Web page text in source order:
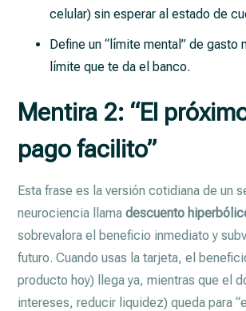
celular) sin esperar al estado de
Define un “límite mental” de gasto
límite que te da el banco.
Mentira 2: “El
pago facilito”
Esta frase es la versión cotidiana de un
neurociencia llamadescuento
sobrevalora el beneficio inmediato y
futuro. Cuando usas la tarjeta, el
producto hoy) llega ya, mientras que el
intereses, reducir liquidez) queda para